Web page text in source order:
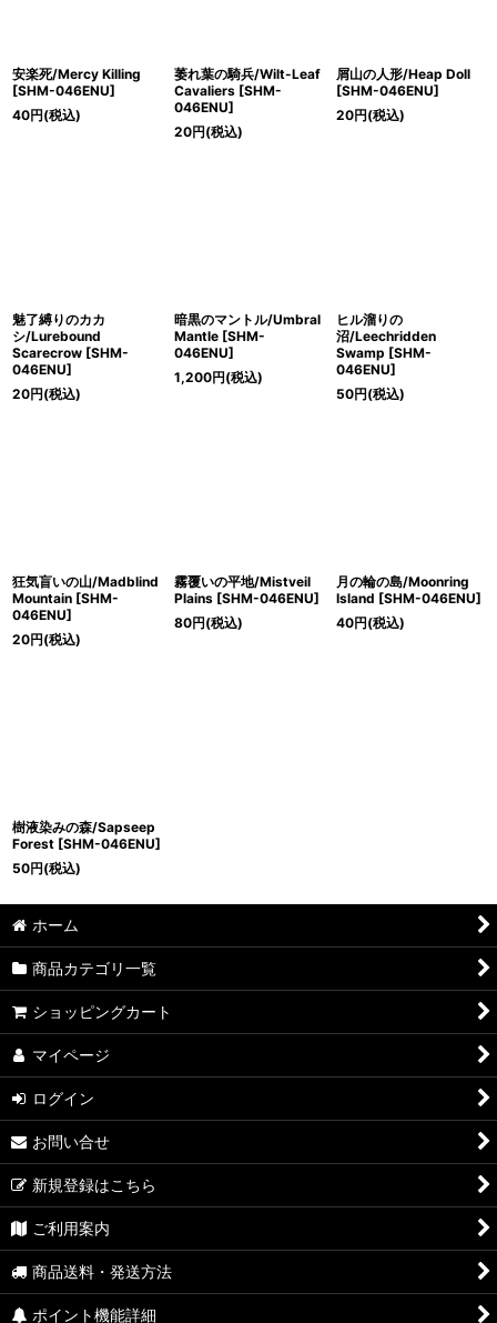
安楽死/Mercy Killing
[SHM-046ENU]
40円(税込)
萎れ葉の騎兵/Wilt-Leaf
Cavaliers [SHM-
046ENU]
20円(税込)
屑山の人形/Heap Doll
[SHM-046ENU]
20円(税込)
魅了縛りのカカ
シ/Lurebound
Scarecrow [SHM-
046ENU]
20円(税込)
暗黒のマントル/Umbral
Mantle [SHM-
046ENU]
1,200円(税込)
ヒル溜りの
沼/Leechridden
Swamp [SHM-
046ENU]
50円(税込)
狂気盲いの山/Madblind
Mountain [SHM-
046ENU]
20円(税込)
霧覆いの平地/Mistveil
Plains [SHM-046ENU]
80円(税込)
月の輪の島/Moonring
Island [SHM-046ENU]
40円(税込)
樹液染みの森/Sapseep
Forest [SHM-046ENU]
50円(税込)
ホーム
商品カテゴリ一覧
ショッピングカート
マイページ
ログイン
お問い合せ
新規登録はこちら
ご利用案内
商品送料・発送方法
ポイント機能詳細